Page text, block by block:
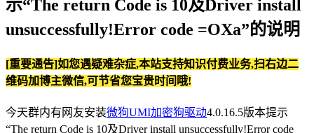
示“The return Code is 10及Driver install
unsuccessfully!Error code =OXa”的说明
[重要通告]如您遇疑难杂症,本站支持知识付费业务,扫右边二
维码加博主微信,可节省您宝贵时间哦!
今天群内有网友安装微狗UMI加密狗驱动4.0.16.5版本提示
“The return Code is 10及Driver install unsuccessfully!Error code